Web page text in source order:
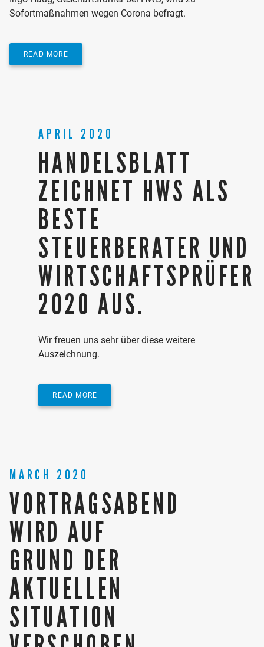
Sofortmaßnahmen wegen Corona befragt.
READ MORE
APRIL 2020
HANDELSBLATT
ZEICHNET HWS ALS
BESTE
STEUERBERATER UND
WIRTSCHAFTSPRÜFER
2020 AUS.
Wir freuen uns sehr über diese weitere
Auszeichnung.
READ MORE
MARCH 2020
VORTRAGSABEND
WIRD AUF
GRUND DER
AKTUELLEN
SITUATION